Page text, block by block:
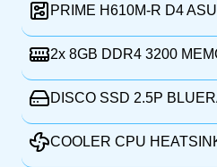
PRIME H610M-R D4
2x 8GB DDR4 3200
DISCO SSD 2.5P
COOLER CPU